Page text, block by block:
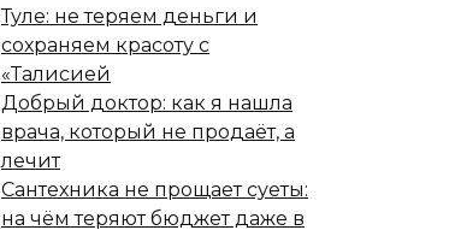
Туле: не теряем деньги и
сохраняем красоту с
«Талисией
Добрый доктор: как я нашла
врача, который не продаёт, а
лечит
Сантехника не прощает суеты:
на чём теряют бюджет даже в